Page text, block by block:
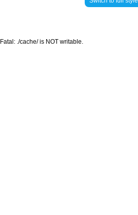
Fatal: ./cache/ is NOT writable.